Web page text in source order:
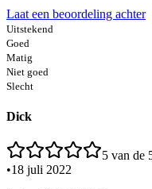
Laat een beoordeling achter
Uitstekend
Goed
Matig
Niet goed
Slecht
Dick
5 van de
•18 juli 2022